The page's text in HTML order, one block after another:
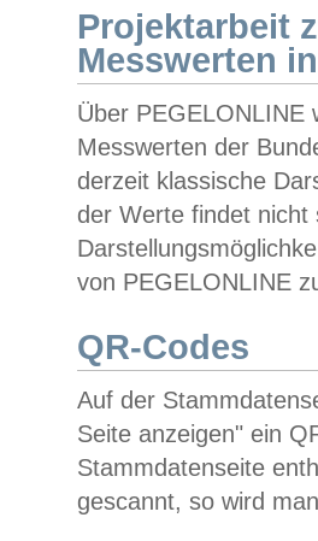
Projektarbeit
Messwerten
Über PEGELONLINE
Messwerten der
derzeit klassische
der Werte findet
von PEGELONLINE
QR-Codes
Auf der
Seite anzeigen" ein
Stammdatenseite
gescannt, so wird